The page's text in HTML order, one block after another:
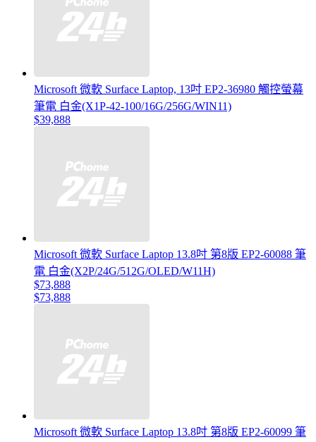
Microsoft 微軟 Surface Laptop, 13吋 EP2-36980 觸控螢幕
筆電 白金(X1P-42-100/16G/256G/WIN11)
$39,888
Microsoft 微軟 Surface Laptop 13.8吋 第8版 EP2-60088 筆
電 白金(X2P/24G/512G/OLED/W11H)
$73,888
$73,888
Microsoft 微軟 Surface Laptop 13.8吋 第8版 EP2-60099 筆